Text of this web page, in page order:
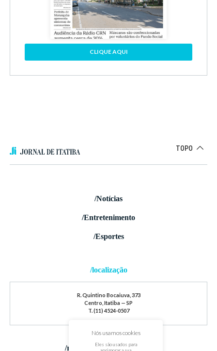
CLIQUE AQUI
TOPO
/Notícias
/Entretenimento
/Esportes
/localização
R. Quintino Bocaiuva, 373
Centro, Itatiba — SP
T. (11) 4524-0507
/redes sociais
Nós usamos cookies
Eles são usados para